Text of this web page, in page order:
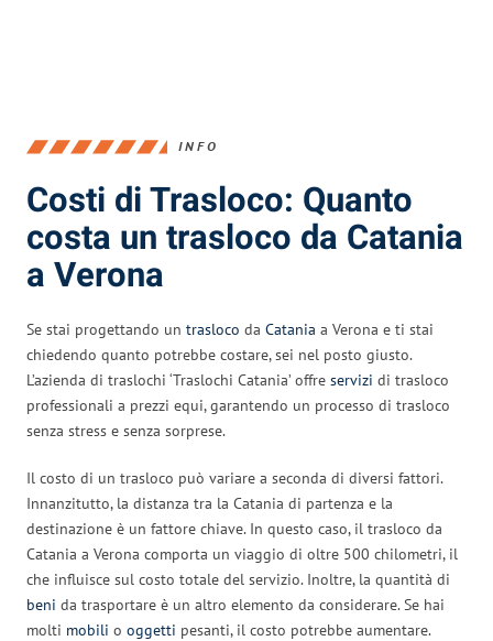
INFO
Costi di Trasloco: Quanto
costa un trasloco da Catania
a Verona
Se stai progettando un trasloco da Catania a Verona e ti stai
chiedendo quanto potrebbe costare, sei nel posto giusto.
L’azienda di traslochi ‘Traslochi Catania’ offre servizi di trasloco
professionali a prezzi equi, garantendo un processo di trasloco
senza stress e senza sorprese.
Il costo di un trasloco può variare a seconda di diversi fattori.
Innanzitutto, la distanza tra la Catania di partenza e la
destinazione è un fattore chiave. In questo caso, il trasloco da
Catania a Verona comporta un viaggio di oltre 500 chilometri, il
che influisce sul costo totale del servizio. Inoltre, la quantità di
beni da trasportare è un altro elemento da considerare. Se hai
molti mobili o oggetti pesanti, il costo potrebbe aumentare.